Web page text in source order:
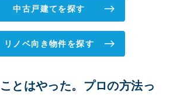
中古戸建てを探す
リノベ向き物件を探す
とはやった。プロの方法っ